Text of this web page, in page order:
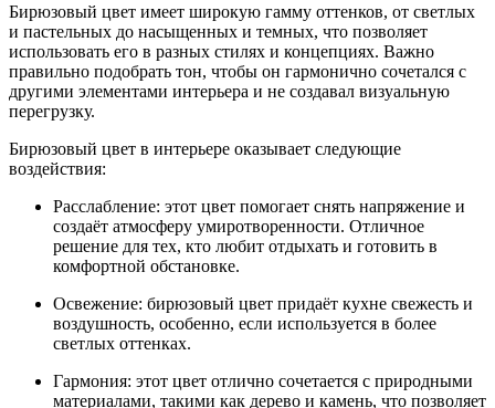
Бирюзовый цвет имеет широкую гамму оттенков, от светлых
и пастельных до насыщенных и темных, что позволяет
использовать его в разных стилях и концепциях. Важно
правильно подобрать тон, чтобы он гармонично сочетался с
другими элементами интерьера и не создавал визуальную
перегрузку.
Бирюзовый цвет в интерьере оказывает следующие
воздействия:
Расслабление: этот цвет помогает снять напряжение и
создаёт атмосферу умиротворенности. Отличное
решение для тех, кто любит отдыхать и готовить в
комфортной обстановке.
Освежение: бирюзовый цвет придаёт кухне свежесть и
воздушность, особенно, если используется в более
светлых оттенках.
Гармония: этот цвет отлично сочетается с природными
материалами, такими как дерево и камень, что позволяет